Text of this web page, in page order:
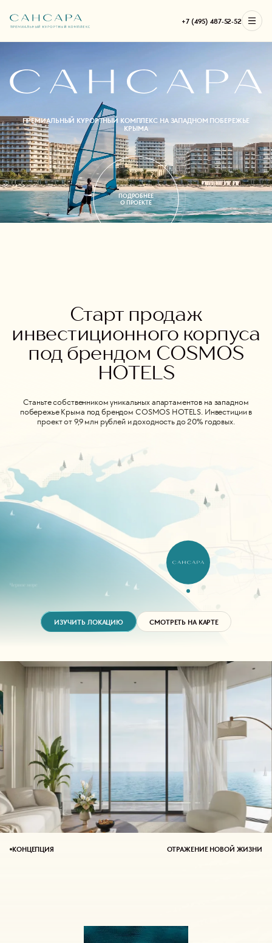
+7 (495) 487-52-52
ПРЕМИАЛЬНЫЙ КУРОРТНЫЙ КОМПЛЕКС НА ЗАПАДНОМ ПОБЕРЕЖЬЕ
КРЫМА
ПОДРОБНЕЕ
О ПРОЕКТЕ
Старт продаж
инвестиционного корпуса
под брендом COSMOS
HOTELS
Станьте собственником уникальных апартаментов на западном
побережье Крыма под брендом COSMOS HOTELS. Инвестиции в
проект от 9,9 млн рублей и доходность до 20% годовых.
ИЗУЧИТЬ ЛОКАЦИЮ СМОТРЕТЬ НА КАРТЕ
КОНЦЕПЦИЯ ОТРАЖЕНИЕ НОВОЙ ЖИЗНИ